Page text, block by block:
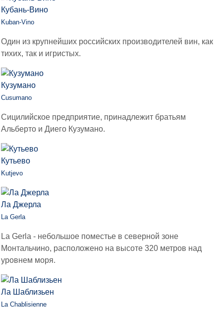
Кубань-Вино
Kuban-Vino
Один из крупнейших российских производителей вин, как
тихих, так и игристых.
Кузумано
Cusumano
Сицилийское предприятие, принадлежит братьям
Альберто и Диего Кузумано.
Кутьево
Kutjevo
Ла Джерла
La Gerla
La Gerla - небольшое поместье в северной зоне
Монтальчино, расположено на высоте 320 метров над
уровнем моря.
Ла Шаблизьен
La Chablisienne